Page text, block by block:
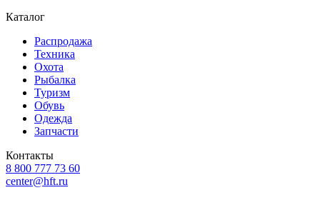
Каталог
Распродажа
Техника
Охота
Рыбалка
Туризм
Обувь
Одежда
Запчасти
Контакты
8 800 777 73 60
center@hft.ru